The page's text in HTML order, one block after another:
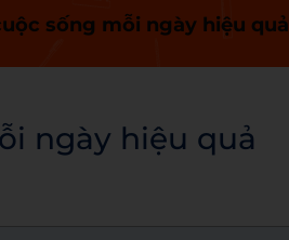
sống mỗi ngày hiệu quả
ngày hiệu quả